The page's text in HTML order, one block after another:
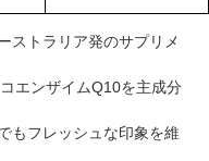
ストラリア発のサプリメ
エンザイムQ10を主成分
もフレッシュな印象を維